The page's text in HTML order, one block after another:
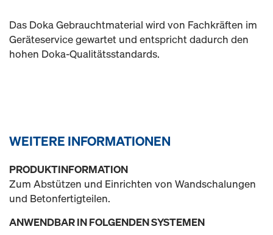
Das Doka Gebrauchtmaterial wird von Fachkräften im
Geräteservice gewartet und entspricht dadurch den
hohen Doka-Qualitätsstandards.
WEITERE INFORMATIONEN
PRODUKTINFORMATION
Zum Abstützen und Einrichten von Wandschalungen
und Betonfertigteilen.
ANWENDBAR IN FOLGENDEN SYSTEMEN